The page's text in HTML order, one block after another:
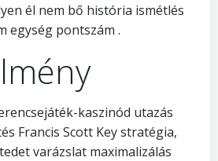
él nem bő história ismétlés
egység pontszám .
kaszinód utazás
Francis Scott Key stratégia,
varázslat maximalizálás